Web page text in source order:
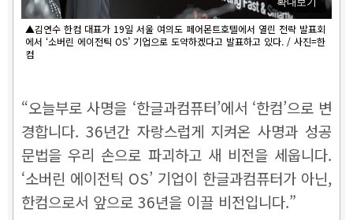
▲김연수 한컴 대표가 19일 서울 여의도 페어몬트호텔에서 열린 전략 발표회
에서 ‘소버린 에이전틱 OS’ 기업으로 도약하겠다고 발표하고 있다. / 사진=한
컴
“오늘부로 사명을 ‘한글과컴퓨터’에서 ‘한컴’으로 변
경합니다. 36년간 자랑스럽게 지켜온 사명과 성공
문법을 우리 손으로 파괴하고 새 비전을 세웁니다.
‘소버린 에이전틱 OS’ 기업이 한글과컴퓨터가 아닌,
한컴으로서 앞으로 36년을 이끌 비전입니다.”